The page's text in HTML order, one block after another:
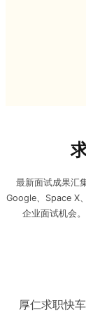
最新面试成果汇
Google、Space X
企业面试机会
厚仁求职快